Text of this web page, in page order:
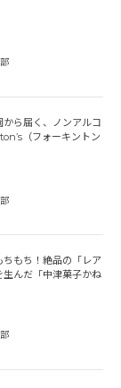
から届く、ノンアルコ
（フォーキントン
ちもち！絶品の「レア
んだ「中津菓子かね